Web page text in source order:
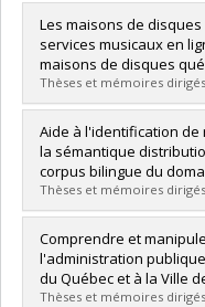
Diplômé(e) :Crédeville,
Cycle :Doctorat
Diplôme obtenu :Ph.
Lien vers le document
Les maisons de
services musicaux en
maisons de disques
Thèses et mémoires dirigés
Diplômé(e) :Boutin,
Cycle :Maîtrise
Diplôme obtenu :M.S.I.
Lien vers le document
Aide à l'identification
la sémantique
corpus bilingue du
Thèses et mémoires dirigés
Diplômé(e) : Bernier-
Cycle :Doctorat
Diplôme obtenu :Ph.
Lien vers le document
Comprendre et
l'administration
du Québec et à la Ville
Thèses et mémoires dirigés